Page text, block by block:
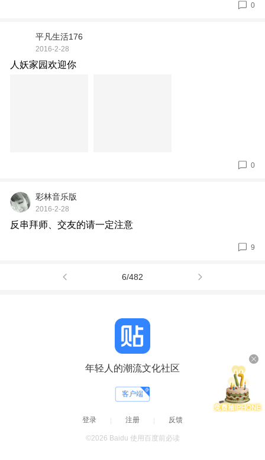
0
平凡生活176
2016-2-28
人妖家园欢迎你
0
彩林音乐版
2016-2-28
反串拜师、交友的请一定注意
9
年轻人的潮流文化社区
客户端
登录 注册 反馈
©2026 Baidu 使用百度前必读